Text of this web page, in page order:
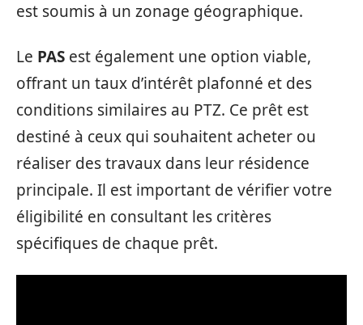
est soumis à un zonage géographique.
Le PAS est également une option viable,
offrant un taux d’intérêt plafonné et des
conditions similaires au PTZ. Ce prêt est
destiné à ceux qui souhaitent acheter ou
réaliser des travaux dans leur résidence
principale. Il est important de vérifier votre
éligibilité en consultant les critères
spécifiques de chaque prêt.